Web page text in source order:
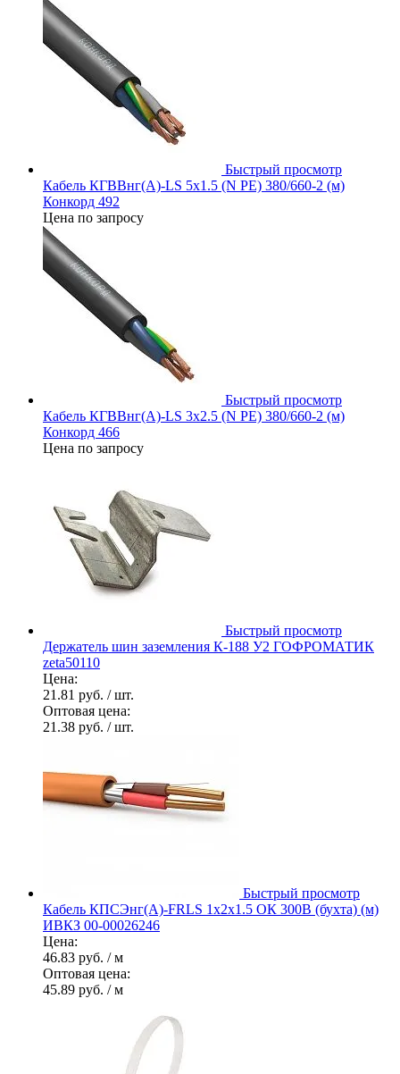
Быстрый просмотр
Кабель КГВВнг(А)-LS 5х1.5 (N PE) 380/660-2 (м)
Конкорд 492
Цена по запросу
Быстрый просмотр
Кабель КГВВнг(А)-LS 3х2.5 (N PE) 380/660-2 (м)
Конкорд 466
Цена по запросу
Быстрый просмотр
Держатель шин заземления К-188 У2 ГОФРОМАТИК
zeta50110
Цена:
21.81 руб. / шт.
Оптовая цена:
21.38 руб. / шт.
Быстрый просмотр
Кабель КПСЭнг(А)-FRLS 1х2х1.5 ОК 300В (бухта) (м)
ИВКЗ 00-00026246
Цена:
46.83 руб. / м
Оптовая цена:
45.89 руб. / м